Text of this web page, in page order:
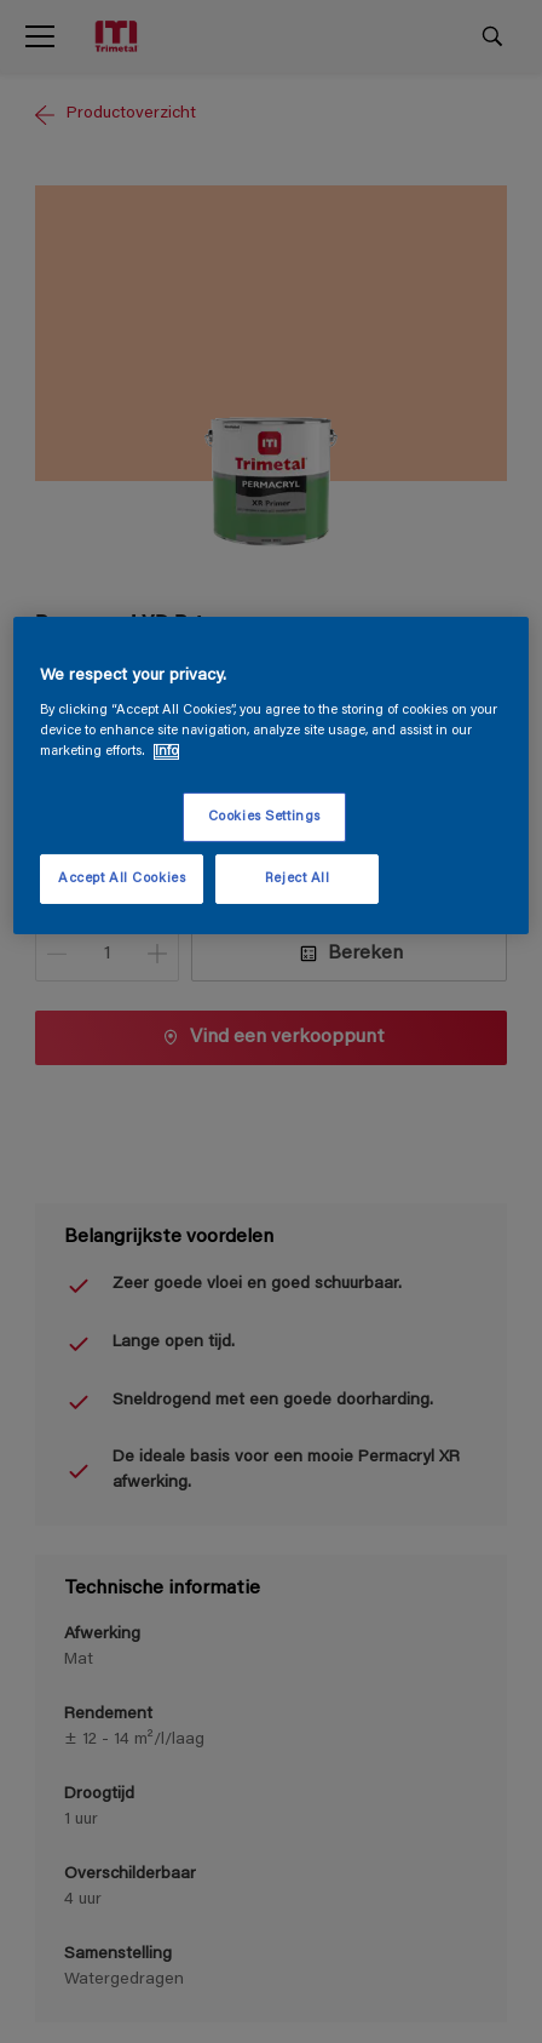
Productoverzicht
Permacryl XR Primer
D5.18.76
Kleur wijzigen
Verpakkingsgrootte
1 L
Aantal Verfcalculator
Bereken
Vind een verkooppunt
Belangrijkste voordelen
Zeer goede vloei en goed schuurbaar.
Lange open tijd.
Sneldrogend met een goede doorharding.
De ideale basis voor een mooie Permacryl XR
afwerking.
Technische informatie
Afwerking
Mat
Rendement
± 12 - 14 m²/l/laag
Droogtijd
1 uur
Overschilderbaar
4 uur
Samenstelling
Watergedragen
We respect your privacy.
By clicking “Accept All Cookies”, you agree to the storing of cookies on your
device to enhance site navigation, analyze site usage, and assist in our
marketing efforts.
Info
Cookies Settings
Reject All
Accept All Cookies